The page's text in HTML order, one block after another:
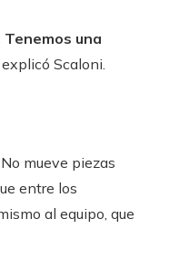
una
explicó Scaloni.
mueve piezas
entre los
al equipo, que